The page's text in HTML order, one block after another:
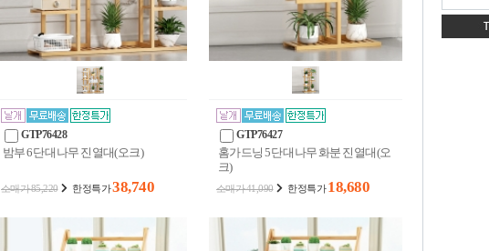
GTP76428
밤부 6단 대나무 진열대(오크)
소매가 85,220 한정특가38,740
GTP76427
홈가드닝 5단 대나무 화분 진열대(오
크)
소매가 41,090 한정특가18,680